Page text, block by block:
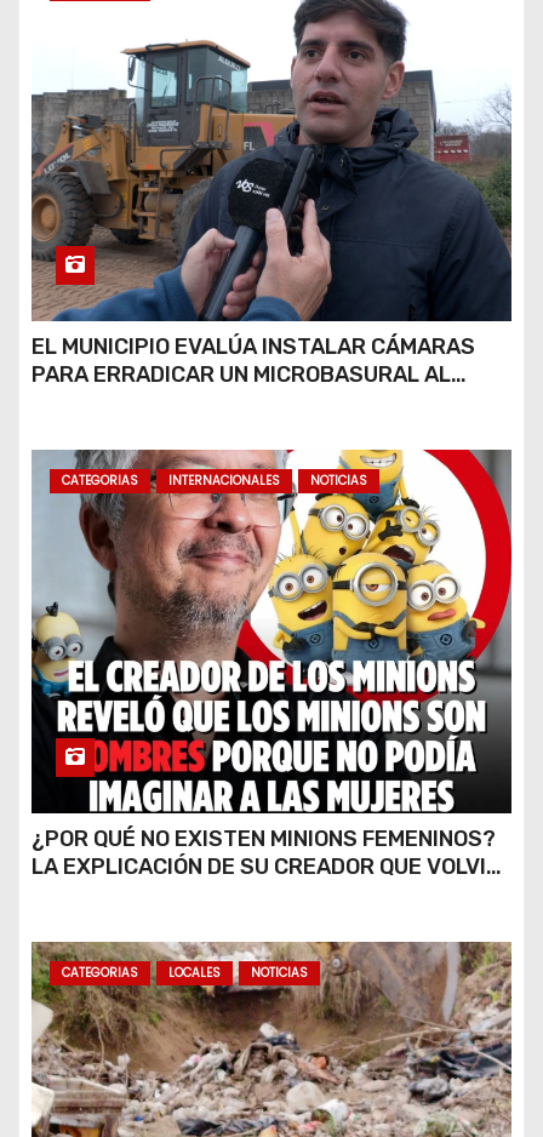
EL MUNICIPIO EVALÚA INSTALAR CÁMARAS
PARA ERRADICAR UN MICROBASURAL AL
CATEGORIAS INTERNACIONALES NOTICIAS
¿POR QUÉ NO EXISTEN MINIONS FEMENINOS?
LA EXPLICACIÓN DE SU CREADOR QUE VOLVIÓ
CATEGORIAS LOCALES NOTICIAS